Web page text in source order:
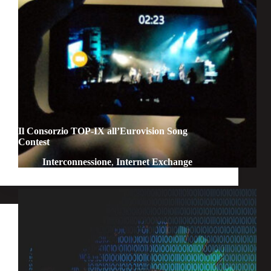
Il Consorzio TOP-IX all’Eurovision Song
Contest
Interconnessione, Internet Exchange